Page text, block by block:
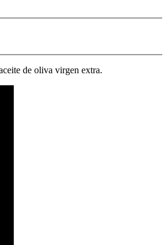
de oliva virgen extra.